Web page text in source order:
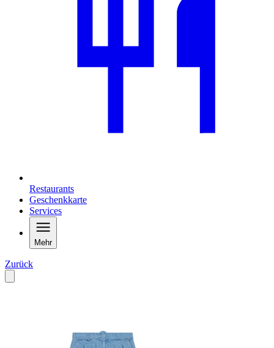
Restaurants
Geschenkkarte
Services
Mehr
Zurück